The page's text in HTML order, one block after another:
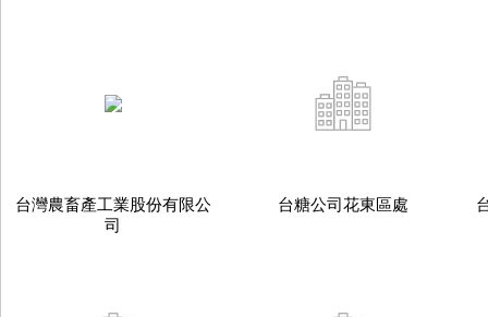
台灣農畜產工業股份有限公
司
台糖公司花東區處